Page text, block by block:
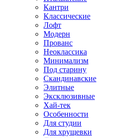
Кантри
Классические
Лофт
Модерн
Прованс
Неоклассика
Минимализм
Под старину
Скандинавские
Элитные
Эксклюзивные
Хай-тек
Особенности
Для студии
Для хрущевки